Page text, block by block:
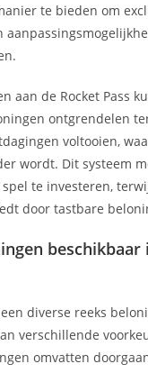
te bieden om
aan de Rocket Pass
ontgrendelen
voltooien,
wordt. Dit systeem
te investeren,
door tastbare
beschikbaar
diverse reeks
verschillende
omvatten